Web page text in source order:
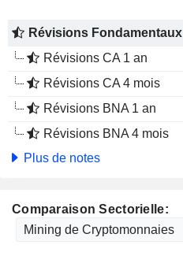
Révisions Fondamentaux
Révisions CA 1 an
Révisions CA 4 mois
Révisions BNA 1 an
Révisions BNA 4 mois
Plus de notes
Comparaison Sectorielle: